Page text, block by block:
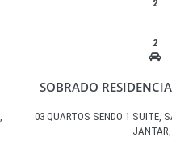
2
2
SOBRADO
03 QUARTOS SENDO 1 SUITE,